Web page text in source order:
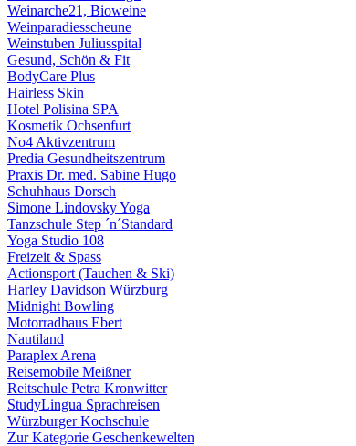
Weinarche21, Bioweine
Weinparadiesscheune
Weinstuben Juliusspital
Gesund, Schön & Fit
BodyCare Plus
Hairless Skin
Hotel Polisina SPA
Kosmetik Ochsenfurt
No4 Aktivzentrum
Predia Gesundheitszentrum
Praxis Dr. med. Sabine Hugo
Schuhhaus Dorsch
Simone Lindovsky Yoga
Tanzschule Step ´n´Standard
Yoga Studio 108
Freizeit & Spass
Actionsport (Tauchen & Ski)
Harley Davidson Würzburg
Midnight Bowling
Motorradhaus Ebert
Nautiland
Paraplex Arena
Reisemobile Meißner
Reitschule Petra Kronwitter
StudyLingua Sprachreisen
Würzburger Kochschule
Zur Kategorie Geschenkewelten